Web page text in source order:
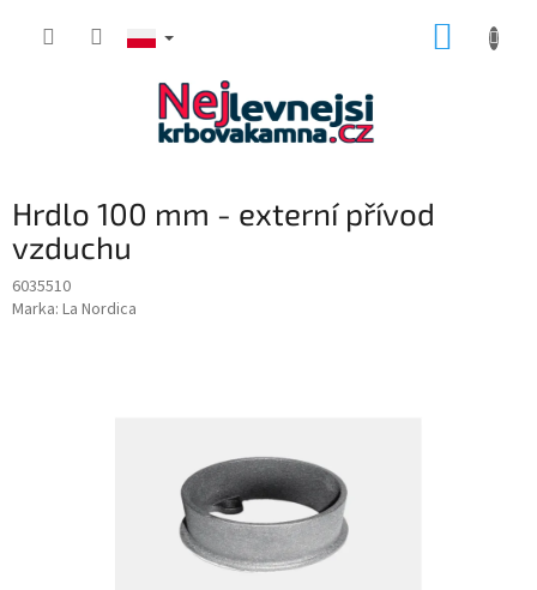
Hrdlo 100 mm - externí přívod
vzduchu
6035510
Marka: La Nordica